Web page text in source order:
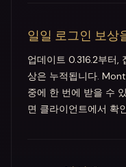
일일 로그인 보상
업데이트 0.316.2부터,
상은 누적됩니다.
중에 한 번에 받을 수
면 클라이언트에서 확